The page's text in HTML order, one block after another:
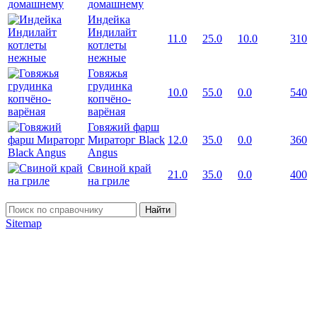
домашнему
Индейка
Индилайт
котлеты
нежные
11.0 25.0 10.0 310
Говяжья
грудинка
копчёно-
варёная
10.0 55.0 0.0 540
Говяжий фарш
Мираторг Black
Angus
12.0 35.0 0.0 360
Свиной край
на гриле
21.0 35.0 0.0 400
Найти
Sitemap